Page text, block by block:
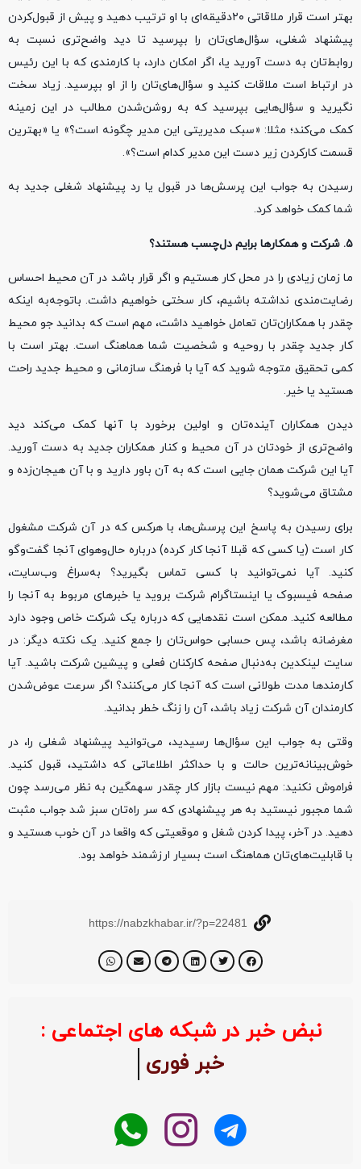
بهتر است قرار ملاقاتی ۲۰دقیقه‌ای با او ترتیب دهید و پیش از قبول‌کردن
پیشنهاد شغلی، سؤال‌های‌تان را بپرسید تا دید واضح‌تری نسبت به
روابط‌تان به دست آورید یا، اگر امکان دارد، با کارمندی که با این رئیس
در ارتباط است ملاقات کنید و سؤال‌های‌تان را از او بپرسید. زیاد سخت
نگیرید و سؤال‌هایی بپرسید که به روشن‌شدن مطالب در این زمینه
کمک می‌کند؛ مثلا: «سبک مدیریتی این مدیر چگونه است؟» یا «بهترین
قسمت کارکردن زیر دست این مدیر کدام است؟».
رسیدن به جواب این پرسش‌ها در قبول یا رد پیشنهاد شغلی جدید به
شما کمک خواهد کرد.
۵. شرکت و همکارها برایم دل‌چسب هستند؟
ما زمان زیادی را در محل کار هستیم و اگر قرار باشد در آن محیط احساس
رضایت‌مندی نداشته باشیم، کار سختی خواهیم داشت. باتوجه‌به اینکه
چقدر با همکاران‌تان تعامل خواهید داشت، مهم است که بدانید جو محیط
کار جدید چقدر با روحیه و شخصیت شما هماهنگ است. بهتر است با
کمی تحقیق متوجه شوید که آیا با فرهنگ سازمانی و محیط جدید راحت
هستید یا خیر.
دیدن همکاران آینده‌تان و اولین برخورد با آنها کمک می‌کند دید
واضح‌تری از خودتان در آن محیط و کنار همکاران جدید به دست آورید.
آیا این شرکت همان جایی است که به آن باور دارید و با آن هیجان‌زده و
مشتاق می‌شوید؟
برای رسیدن به پاسخ این پرسش‌ها، با هرکس که در آن شرکت مشغول
کار است (یا کسی که قبلا آنجا کار کرده) درباره حال‌وهوای آنجا گفت‌وگو
کنید. آیا نمی‌توانید با کسی تماس بگیرید؟ به‌سراغ وب‌سایت،
صفحه فیسبوک یا اینستاگرام شرکت بروید یا خبرهای مربوط به آنجا را
مطالعه کنید. ممکن است نقدهایی که درباره یک شرکت خاص وجود دارد
مغرضانه باشد، پس حسابی حواس‌تان را جمع کنید. یک نکته دیگر: در
سایت لینکدین به‌دنبال صفحه کارکنان فعلی و پیشین شرکت باشید. آیا
کارمندها مدت طولانی است که آنجا کار می‌کنند؟ اگر سرعت عوض‌شدن
کارمندان آن شرکت زیاد باشد، آن را زنگ خطر بدانید.
وقتی به جواب این سؤال‌ها رسیدید، می‌توانید پیشنهاد شغلی را، در
خوش‌بینانه‌ترین حالت و با حداکثر اطلاعاتی که داشتید، قبول کنید.
فراموش نکنید: مهم نیست بازار کار چقدر سهمگین به نظر می‌رسد چون
شما مجبور نیستید به هر پیشنهادی که سر راه‌تان سبز شد جواب مثبت
دهید. در آخر، پیدا کردن شغل و موقعیتی که واقعا در آن خوب هستید و
با قابلیت‌های‌تان هماهنگ است بسیار ارزشمند خواهد بود.
https://nabzkhabar.ir/?p=22481
نبض خبر در شبکه های اجتماعی :
خبر فوری